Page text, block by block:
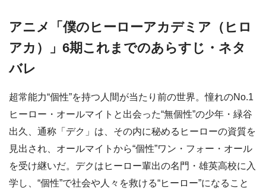
アニメ「僕のヒーローアカデミア（ヒロ
アカ）」6期これまでのあらすじ・ネタ
バレ
超常能力“個性”を持つ人間が当たり前の世界。憧れのNo.1
ヒーロー・オールマイトと出会った“無個性”の少年・緑谷
出久、通称「デク」は、その内に秘めるヒーローの資質を
見出され、オールマイトから“個性”ワン・フォー・オール
を受け継いだ。デクはヒーロー輩出の名門・雄英高校に入
学し、“個性”で社会や人々を救ける“ヒーロー”になること